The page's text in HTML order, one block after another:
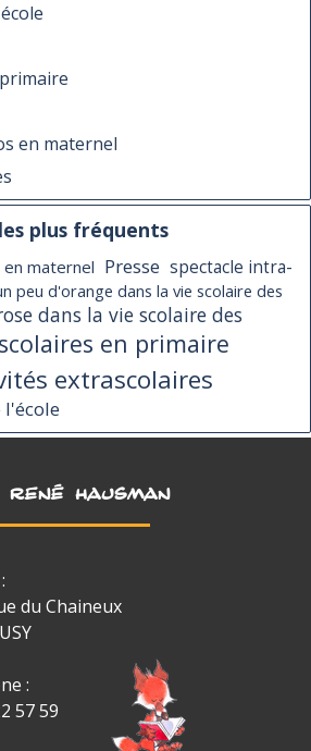
en maternel
plus fréquents
maternel Presse spectacle intra-
peu d'orange dans la vie scolaire des
dans la vie scolaire des
en primaire
extrascolaires
RENÉ HAUSMAN
du Chaineux
:
57 59